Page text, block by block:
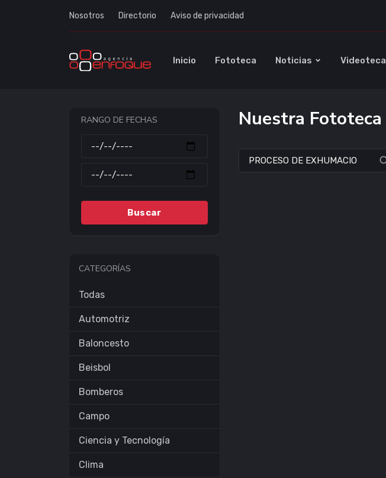
Nosotros Directorio Aviso de privacidad
Inicio Fototeca Noticias Videoteca
RANGO DE FECHAS
Buscar
CATEGORÍAS
Todas
Automotriz
Baloncesto
Beisbol
Bomberos
Campo
Ciencia y Tecnología
Clima
Nuestra Fototeca